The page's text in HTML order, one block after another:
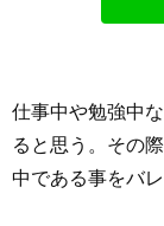
仕事中や勉強中
ると思う。その
中である事をバ